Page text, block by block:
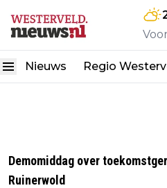
Nieuws Regio
Demomiddag over
Ruinerwold